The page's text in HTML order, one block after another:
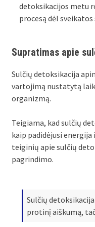
detoksikacijos metu
procesą dėl sveikatos
Supratimas apie
Sulčių detoksikacija
vartojimą nustatytą
organizmą.
Teigiama, kad sulčių
kaip padidėjusi
teiginių apie sulčių
pagrindimo.
Sulčių
protinį aiškumą,